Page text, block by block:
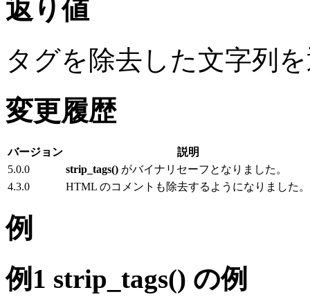
返り値
タグを除去した文字列
変更履歴
バージョン
説明
5.0.0
strip_tags() がバイナリセーフとなりました。
4.3.0
HTML のコメントも除去するようになりました。
例
例1 strip_tags() の例